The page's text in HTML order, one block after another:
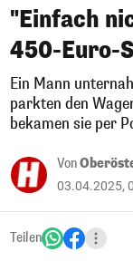
"Einfach
450-Euro-
Ein Mann
parkten den
bekamen sie per
Von
03.04.2025,
Teilen